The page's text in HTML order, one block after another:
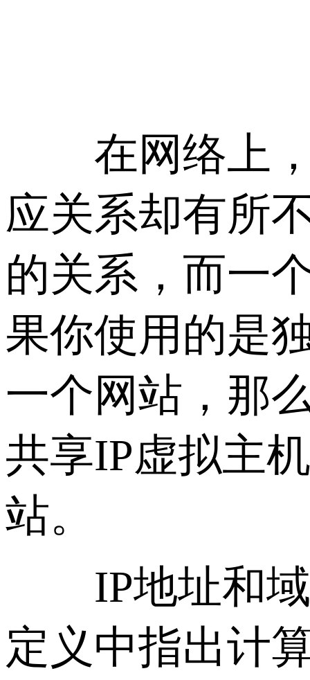
在网络上，
应关系却有所
的关系，而一
果你使用的是
一个网站，那
共享IP虚拟主
站。
IP地址和域
定义中指出计